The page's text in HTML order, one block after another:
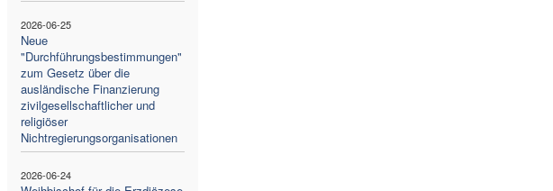
2026-06-25
Neue
"Durchführungsbestimmungen"
zum Gesetz über die
ausländische Finanzierung
zivilgesellschaftlicher und
religiöser
Nichtregierungsorganisationen
2026-06-24